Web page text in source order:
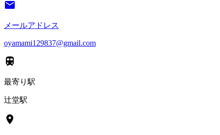
メールアドレス
oyamami129837@gmail.com
最寄り駅
辻堂駅